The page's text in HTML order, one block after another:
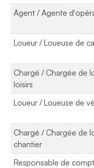
Agent / Agente
Loueur / Loueuse de
Chargé / Chargée de
loisirs
Loueur / Loueuse de
Chargé / Chargée de
chantier
Responsable de